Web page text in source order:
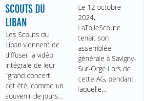
SCOUTS DU
LIBAN
Les Scouts du
Liban viennent de
diffuser la vidéo
intégrale de leur
"grand concert"
cet été, comme un
souvenir de jours…
Le 12 octobre
2024,
LaToileScoute
tenait son
assemblée
générale à Savigny-
Sur-Orge Lors de
cette AG, pendant
laquelle…